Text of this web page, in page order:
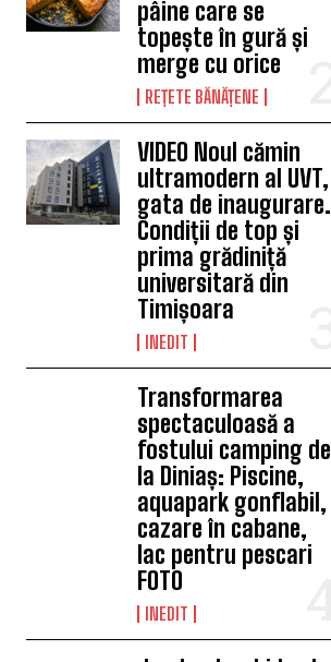
pâine care se
topește în gură și
merge cu orice
REȚETE BĂNĂȚENE
VIDEO Noul cămin
ultramodern al UVT,
gata de inaugurare.
Condiții de top și
prima grădiniță
universitară din
Timișoara
INEDIT
Transformarea
spectaculoasă a
fostului camping de
la Diniaș: Piscine,
aquapark gonflabil,
cazare în cabane,
lac pentru pescari
FOTO
INEDIT